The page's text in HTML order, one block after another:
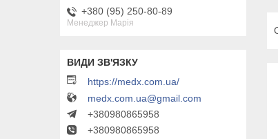
+380 (95) 250-80-89
Менеджер Марія
https://medx.com.ua/
medx.com.ua@gmail.com
+380980865958
+380980865958